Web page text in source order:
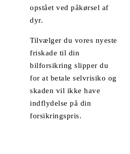
opstået ved påkørsel af
dyr.
Tilvælger du vores nyeste
friskade til din
bilforsikring slipper du
for at betale selvrisiko og
skaden vil ikke have
indflydelse på din
forsikringspris.